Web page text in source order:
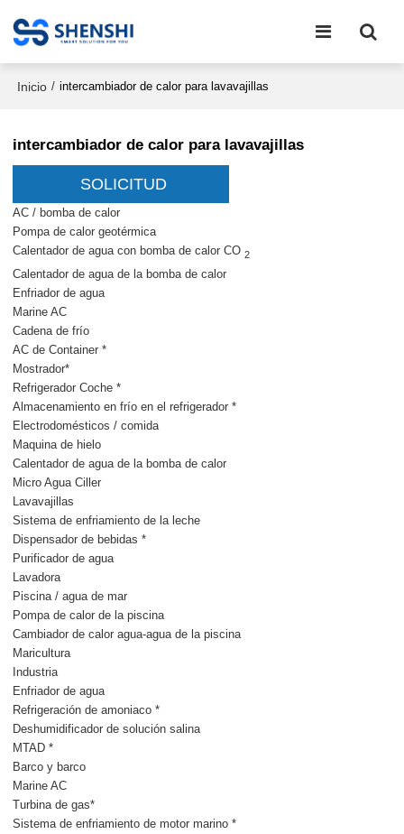
Inicio / intercambiador de calor para lavavajillas
intercambiador de calor para lavavajillas
SOLICITUD
AC / bomba de calor
Pompa de calor geotérmica
Calentador de agua con bomba de calor CO2
Calentador de agua de la bomba de calor
Enfriador de agua
Marine AC
Cadena de frío
AC de Container *
Mostrador*
Refrigerador Coche *
Almacenamiento en frío en el refrigerador *
Electrodomésticos / comida
Maquina de hielo
Calentador de agua de la bomba de calor
Micro Agua Ciller
Lavavajillas
Sistema de enfriamiento de la leche
Dispensador de bebidas *
Purificador de agua
Lavadora
Piscina / agua de mar
Pompa de calor de la piscina
Cambiador de calor agua-agua de la piscina
Maricultura
Industria
Enfriador de agua
Refrigeración de amoniaco *
Deshumidificador de solución salina
MTAD *
Barco y barco
Marine AC
Turbina de gas*
Sistema de enfriamiento de motor marino *